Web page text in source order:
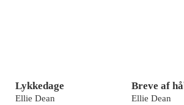
Lykkedage
Ellie Dean
Breve af
Ellie Dean